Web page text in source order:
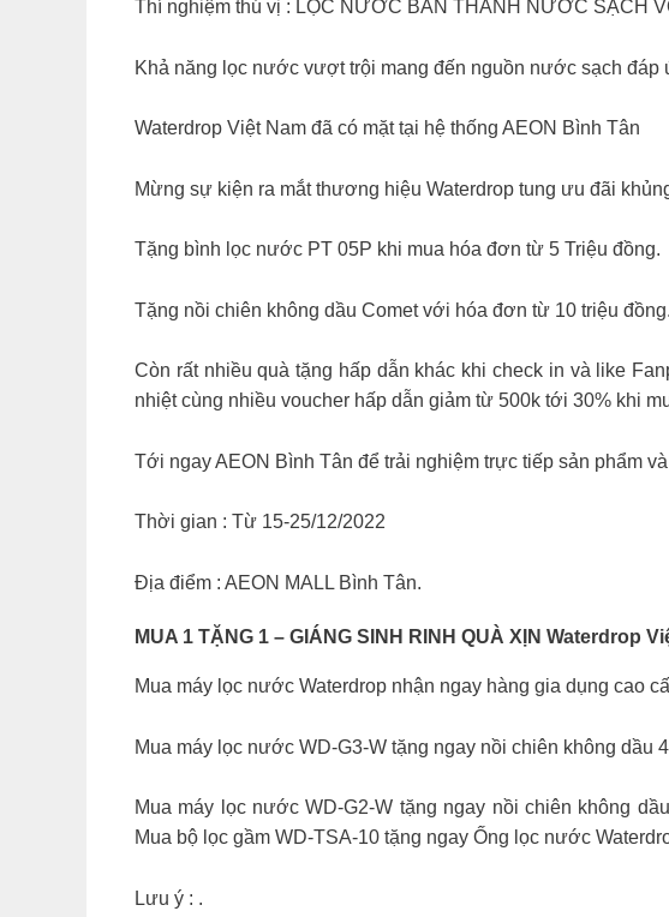
Thí nghiệm thú vị : LỌC NƯỚC BẨN THÀNH NƯỚC SẠCH
Khả năng lọc nước vượt trội mang đến nguồn nước sạch đáp
Waterdrop Việt Nam đã có mặt tại hệ thống AEON Bình Tân
Mừng sự kiện ra mắt thương hiệu Waterdrop tung ưu đãi
Tặng bình lọc nước PT 05P khi mua hóa đơn từ 5 Triệu đồng.
Tặng nồi chiên không dầu Comet với hóa đơn từ 10 triệu đồng.
Còn rất nhiều quà tặng hấp dẫn khác khi check in và like
nhiệt cùng nhiều voucher hấp dẫn giảm từ 500k tới 30% khi
Tới ngay AEON Bình Tân để trải nghiệm trực tiếp sản phẩm
Thời gian : Từ 15-25/12/2022
Địa điểm : AEON MALL Bình Tân.
MUA 1 TẶNG 1 – GIÁNG SINH RINH QUÀ XỊN Waterdrop
Mua máy lọc nước Waterdrop nhận ngay hàng gia dụng cao
Mua máy lọc nước WD-G3-W tặng ngay nồi chiên không dầu
Mua máy lọc nước WD-G2-W tặng ngay nồi chiên không
Mua bộ lọc gầm WD-TSA-10 tặng ngay Ống lọc nước
Lưu ý : .